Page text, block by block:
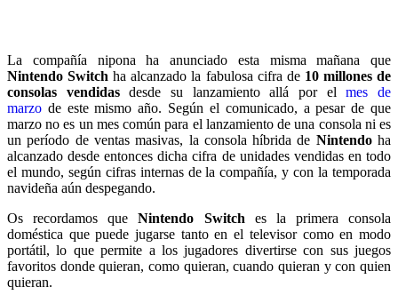
La compañía nipona ha anunciado esta misma mañana que
Nintendo Switch ha alcanzado la fabulosa cifra de 10 millones de
consolas vendidasdesde su lanzamiento allá por elmes de
marzo de este mismo año. Según el comunicado, a pesar de que
marzo no es un mes común para el lanzamiento de una consola ni es
un período de ventas masivas, la consola híbrida de Nintendoha
alcanzado desde entonces dicha cifra de unidades vendidas en todo
el mundo, según cifras internas de la compañía, y con la temporada
navideña aún despegando.
Os recordamos queNintendo Switch es la primera consola
doméstica que puede jugarse tanto en el televisor como en modo
portátil, lo que permite a los jugadores divertirse con sus juegos
favoritos donde quieran, como quieran, cuando quieran y con quien
quieran.